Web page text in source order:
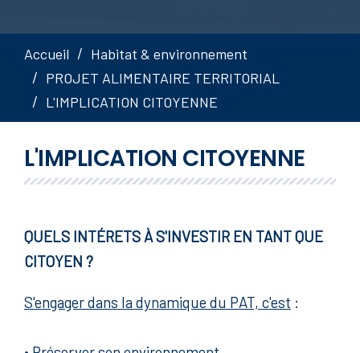
Accueil
Habitat & environnement
PROJET ALIMENTAIRE TERRITORIAL
L'IMPLICATION CITOYENNE
L'IMPLICATION CITOYENNE
QUELS INTÉRETS À S'INVESTIR EN TANT QUE
CITOYEN ?
S'engager dans la dynamique du PAT, c'est :